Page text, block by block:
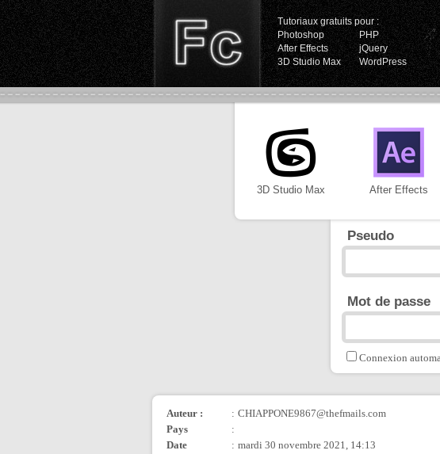
Tutoriaux gratuits pour :
Photoshop
PHP
After Effects
jQuery
3D Studio Max
WordPress
3D Studio Max After Effects
Pseudo
Mot de passe
Connexion
Auteur : : CHIAPPONE9867@thefmails.com
Pays
:
Date
: mardi 30 novembre 2021, 14:13